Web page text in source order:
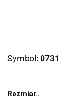
Symbol: 0731
Rozmiar..